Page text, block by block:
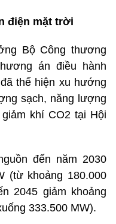
điện mặt trời
Bộ Công thương
án điều hành
thể hiện xu hướng
sạch, năng lượng
khí CO2 tại Hội
đến năm 2030
(từ khoảng 180.000
2045 giảm khoảng
333.500 MW).